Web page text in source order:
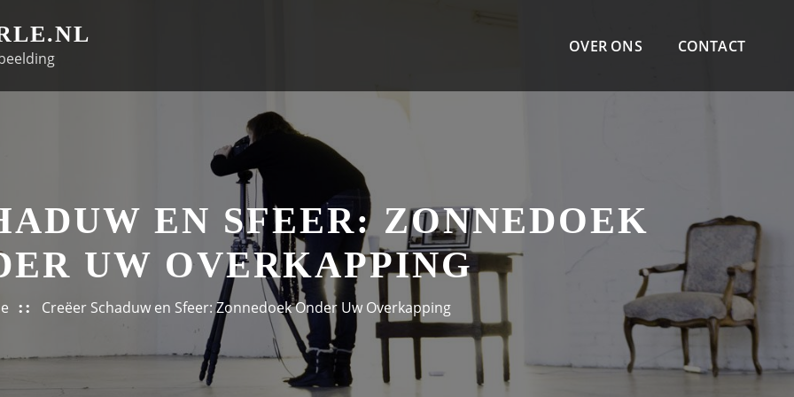
OVER ONS CONTACT
EN SFEER: ZONNEDOEK
UW OVERKAPPING
Creëer Schaduw en Sfeer: Zonnedoek Onder Uw Overkapping